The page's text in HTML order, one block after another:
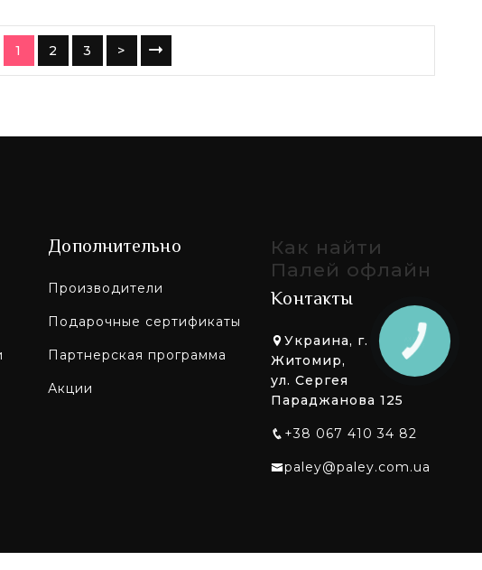
1 2 3 >
Дополнительно
Производители
Подарочные сертификаты
Партнерская программа
Акции
Как найти
Палей офлайн
Контакты
Украина, г.
Житомир,
ул. Сергея
Параджанова 125
+38 067 410 34 82
paley@paley.com.ua